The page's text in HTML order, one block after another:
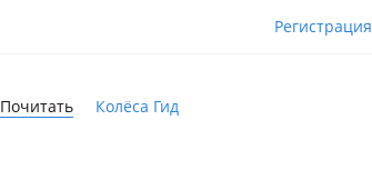
Регистрация
Почитать Колёса Гид